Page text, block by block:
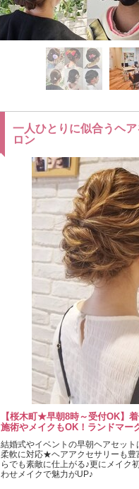
一人ひとりに似合うヘ
ロン
【桜木町★早朝8時～受付OK】
施術やメイクもOK！ランドマー
結婚式やイベントの早朝ヘアセッ
柔軟に対応★ヘアアクセサリーも豊
らでも素敵に仕上がる♪更にメイク
わせメイクで魅力がUP♪